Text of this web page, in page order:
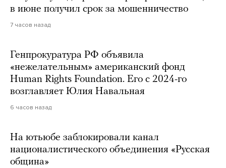
в июне получил срок за мошенничество
7 часов назад
Генпрокуратура РФ объявила
«нежелательным» американский фонд
Human Rights Foundation. Его с 2024-го
возглавляет Юлия Навальная
6 часов назад
На ютьюбе заблокировали канал
националистического объединения «Русская
община»